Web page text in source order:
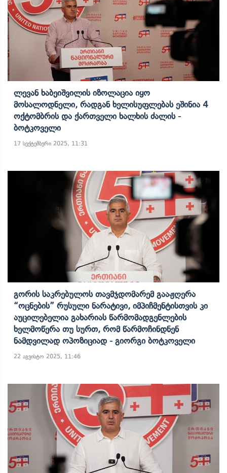
Ლევან Ხაბეიშვილის Იზოლაცია Იყო
Მოსალოდნელი, Რადგან Ხელისუფლებას Ეშინია 4
Ოქტომბრის Და Ქართველი Ხალხის Ძალის -
Ბოტკოველი
17 სექტემბერი 2025, 11:31
Გორის Საკრებულოს Თავმჯდომარემ Გააჟღერა
“ოცნების” Რუსული Ნარატივი, Იმპიჩმენტისთვის Კი
Აუცილებელია Გახარიას Წარმომადგენლების
Ხელმოწერა Თუ Სურთ, Რომ Წარმოჩინდნენ
Ნამდვილად Ოპოზიციად - Გიორგი Ბოტკოველი
22 აგვისტო 2025, 11:46